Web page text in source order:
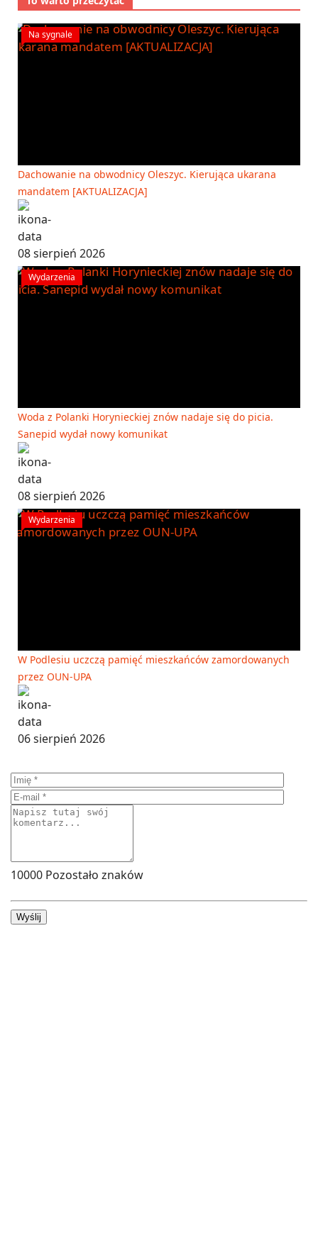
Na sygnale
Dachowanie na obwodnicy Oleszyc. Kierująca ukarana
mandatem [AKTUALIZACJA]
08 sierpień 2026
Wydarzenia
Woda z Polanki Horynieckiej znów nadaje się do picia.
Sanepid wydał nowy komunikat
08 sierpień 2026
Wydarzenia
W Podlesiu uczczą pamięć mieszkańców zamordowanych
przez OUN-UPA
06 sierpień 2026
10000 Pozostało znaków
Wyślij